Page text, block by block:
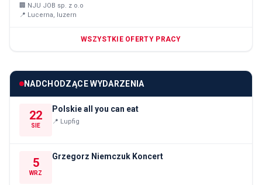
🏢 NJU JOB sp. z o.o
📍 Lucerna, luzern
WSZYSTKIE OFERTY PRACY
NADCHODZĄCE WYDARZENIA
22
SIE
Polskie all you can eat
📍 Lupfig
5
WRZ
Grzegorz Niemczuk Koncert